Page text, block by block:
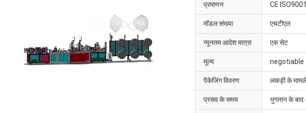
प्रमाणन CE ISO9001
मॉडल संख्या एचटीएल
न्यूनतम आदेश मात्रा एक सेट
मूल्य negotiable
पैकेजिंग विवरण लकड़ी के
प्रसव के समय भुगतान के बाद